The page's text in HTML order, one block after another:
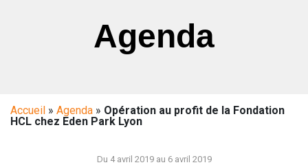
Agenda
Accueil » Agenda » Opération au profit de la Fondation
HCL chez Eden Park Lyon
Du 4 avril 2019 au 6 avril 2019